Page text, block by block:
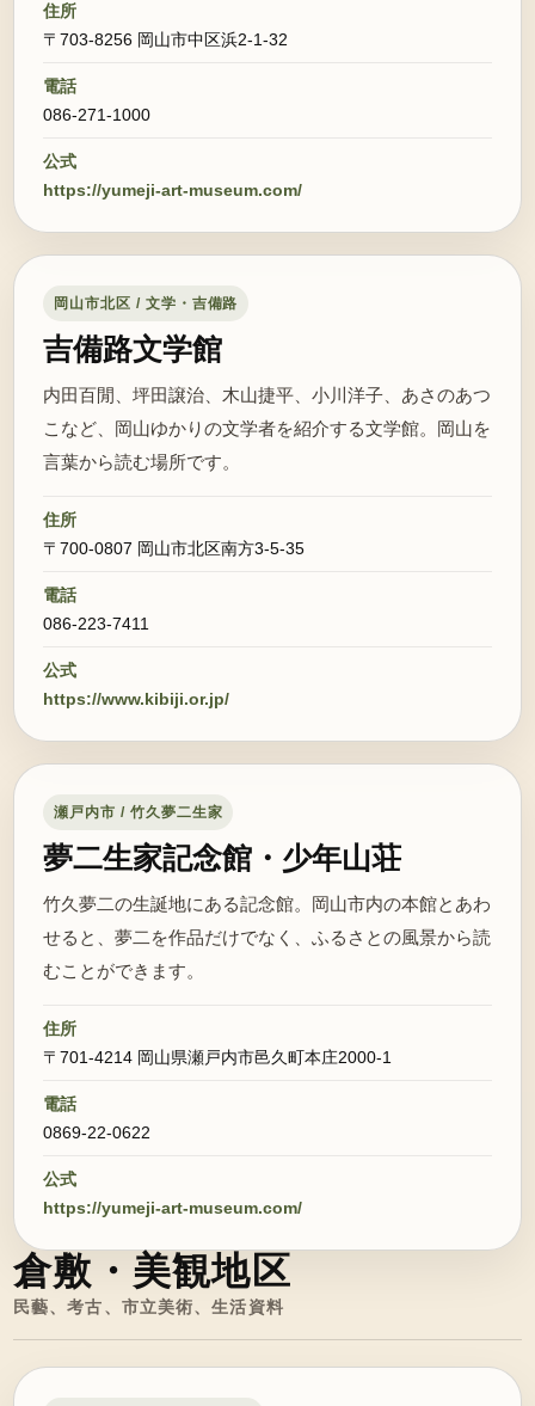
住所
〒703-8256 岡山市中区浜2-1-32
電話
086-271-1000
公式
https://yumeji-art-museum.com/
岡山市北区 / 文学・吉備路
吉備路文学館
内田百閒、坪田譲治、木山捷平、小川洋子、あさのあつ
こなど、岡山ゆかりの文学者を紹介する文学館。岡山を
言葉から読む場所です。
住所
〒700-0807 岡山市北区南方3-5-35
電話
086-223-7411
公式
https://www.kibiji.or.jp/
瀬戸内市 / 竹久夢二生家
夢二生家記念館・少年山荘
竹久夢二の生誕地にある記念館。岡山市内の本館とあわ
せると、夢二を作品だけでなく、ふるさとの風景から読
むことができます。
住所
〒701-4214 岡山県瀬戸内市邑久町本庄2000-1
電話
0869-22-0622
公式
https://yumeji-art-museum.com/
倉敷・美観地区
民藝、考古、市立美術、生活資料